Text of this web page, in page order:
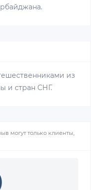
из
и стран СНГ.
могут только клиенты,